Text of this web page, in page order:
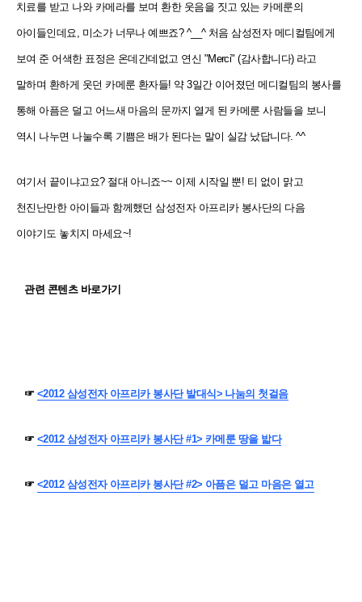
치료를 받고 나와 카메라를 보며 환한 웃음을 짓고 있는 카메룬의
아이들인데요, 미소가 너무나 예쁘죠? ^__^ 처음 삼성전자 메디컬팀에게
보여 준 어색한 표정은 온데간데없고 연신 "Merci" (감사합니다) 라고
말하며 환하게 웃던 카메룬 환자들! 약 3일간 이어졌던 메디컬팀의 봉사를
통해 아픔은 덜고 어느새 마음의 문까지 열게 된 카메룬 사람들을 보니
역시 나누면 나눌수록 기쁨은 배가 된다는 말이 실감 났답니다. ^^
여기서 끝이냐고요? 절대 아니죠~~ 이제 시작일 뿐! 티 없이 맑고
천진난만한 아이들과 함께했던 삼성전자 아프리카 봉사단의 다음
이야기도 놓치지 마세요~!
관련 콘텐츠 바로가기
☞ <2012 삼성전자 아프리카 봉사단 발대식> 나눔의 첫걸음
☞ <2012 삼성전자 아프리카 봉사단 #1> 카메룬 땅을 밟다
☞ <2012 삼성전자 아프리카 봉사단 #2> 아픔은 덜고 마음은 열고